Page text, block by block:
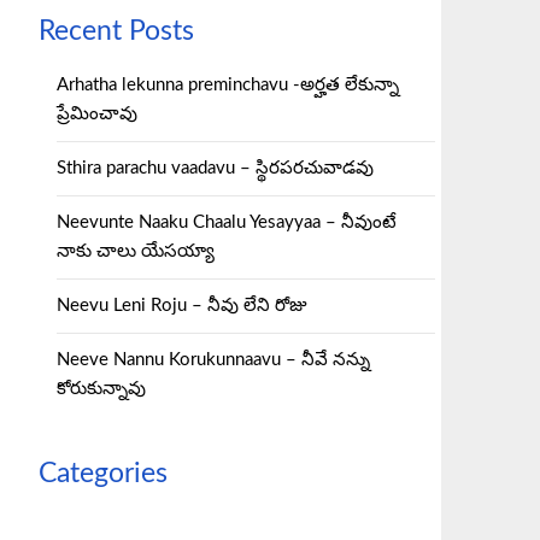
Recent Posts
Arhatha lekunna preminchavu -అర్హత లేకున్నా
ప్రేమించావు
Sthira parachu vaadavu – స్థిరపరచువాడవు
Neevunte Naaku Chaalu Yesayyaa – నీవుంటే
నాకు చాలు యేసయ్యా
Neevu Leni Roju – నీవు లేని రోజు
Neeve Nannu Korukunnaavu – నీవే నన్ను
కోరుకున్నావు
Categories